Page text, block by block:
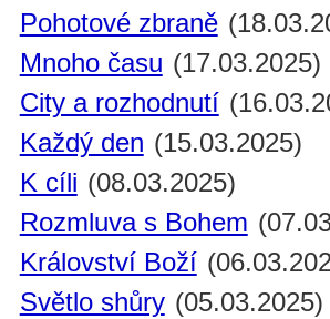
Pohotové zbraně
Mnoho času (17.03.2025)
City a rozhodnutí
Každý den (15.03.2025)
K cíli (08.03.2025)
Rozmluva s Bohem
Království Boží
Světlo shůry (05.03.2025)